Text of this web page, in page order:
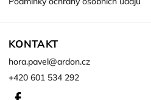
KONTAKT
hora.pavel@ardon.cz
+420 601 534 292